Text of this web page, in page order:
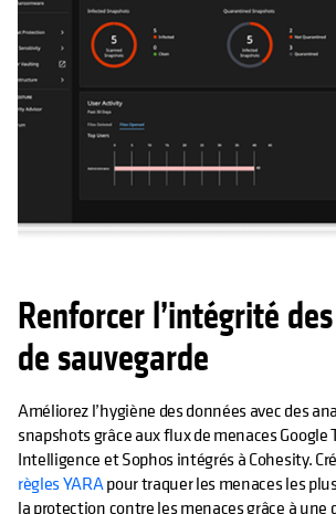
Renforcer l’intégrité
de sauvegarde
Améliorez l’hygiène des données avec des
snapshots grâce aux flux de menaces Google
Intelligence et Sophos intégrés à Cohesity.
règles YARApour traquer les menaces les
la protection contre les menaces grâce à une